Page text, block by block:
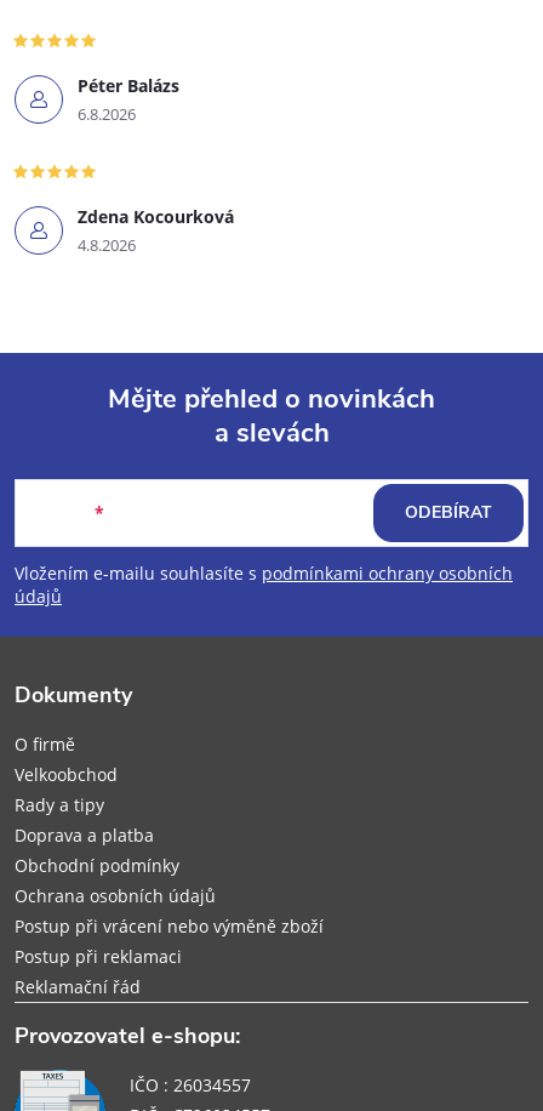
Péter Balázs
6.8.2026
Zdena Kocourková
4.8.2026
p
a
Mějte přehled o novinkách
a slevách
Vložením e-mailu souhlasíte s podmínkami ochrany osobních
údajů
ODEBÍRAT
Dokumenty
O firmě
Velkoobchod
Rady a tipy
Doprava a platba
Obchodní podmínky
Ochrana osobních údajů
Postup při vrácení nebo výměně zboží
Postup při reklamaci
Reklamační řád
Provozovatel e-shopu:
IČO : 26034557